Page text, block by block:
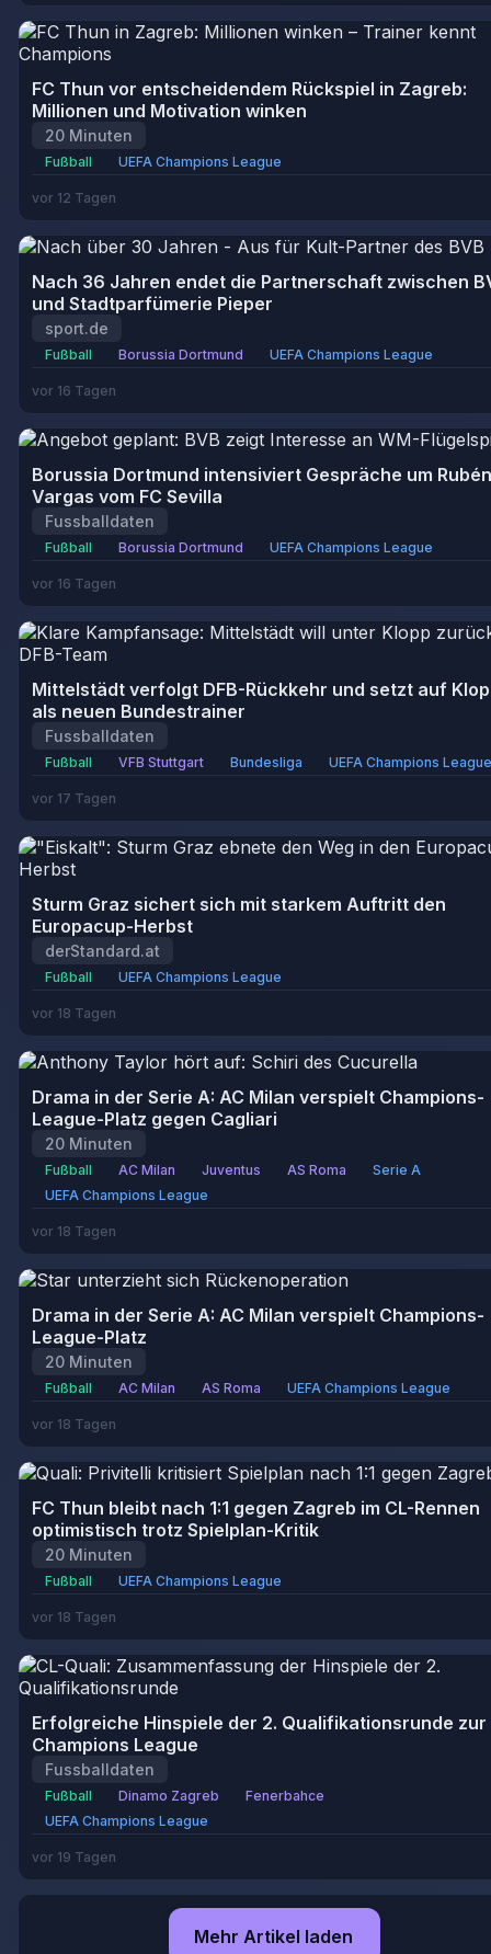
FC Thun vor entscheidendem Rückspiel in Zagreb:
Millionen und Motivation winken
20 Minuten
Fußball UEFA Champions League
vor 12 Tagen
Nach 36 Jahren endet die Partnerschaft zwischen
und Stadtparfümerie Pieper
sport.de
Fußball Borussia Dortmund UEFA Champions League
vor 16 Tagen
Borussia Dortmund intensiviert Gespräche um Rubén
Vargas vom FC Sevilla
Fussballdaten
Fußball Borussia Dortmund UEFA Champions League
vor 16 Tagen
Mittelstädt verfolgt DFB-Rückkehr und setzt auf
als neuen Bundestrainer
Fussballdaten
Fußball VFB Stuttgart Bundesliga UEFA Champions League
vor 17 Tagen
Sturm Graz sichert sich mit starkem Auftritt den
Europacup-Herbst
derStandard.at
Fußball UEFA Champions League
vor 18 Tagen
Drama in der Serie A: AC Milan verspielt Champions-
League-Platz gegen Cagliari
20 Minuten
Fußball AC Milan Juventus AS Roma
Serie A
UEFA Champions League
vor 18 Tagen
Drama in der Serie A: AC Milan verspielt Champions-
League-Platz
20 Minuten
Fußball AC Milan AS Roma UEFA Champions League
vor 18 Tagen
FC Thun bleibt nach 1:1 gegen Zagreb im CL-Rennen
optimistisch trotz Spielplan-Kritik
20 Minuten
Fußball UEFA Champions League
vor 18 Tagen
Erfolgreiche Hinspiele der 2. Qualifikationsrunde zur
Champions League
Fussballdaten
Fußball Dinamo Zagreb
Fenerbahce
UEFA Champions League
vor 19 Tagen
Mehr Artikel laden